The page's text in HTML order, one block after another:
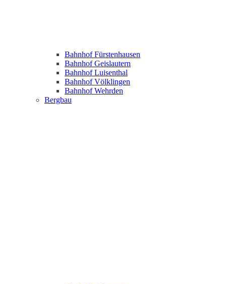
Bahnhof Fürstenhausen
Bahnhof Geislautern
Bahnhof Luisenthal
Bahnhof Völklingen
Bahnhof Wehrden
Bergbau